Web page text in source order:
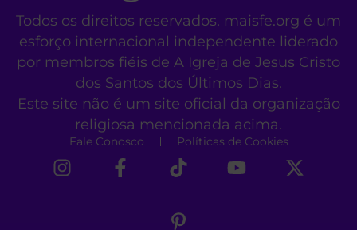
Todos os direitos reservados. maisfe.org é um
esforço internacional independente liderado
por membros fiéis de A Igreja de Jesus Cristo
dos Santos dos Últimos Dias.
Este site não é um site oficial da organização
religiosa mencionada acima.
Fale Conosco Políticas de Cookies